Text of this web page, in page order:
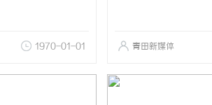
1970-01-01 青田新媒体